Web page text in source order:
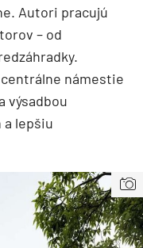
Autori pracujú
– od
námestie
výsadbou
lepšiu